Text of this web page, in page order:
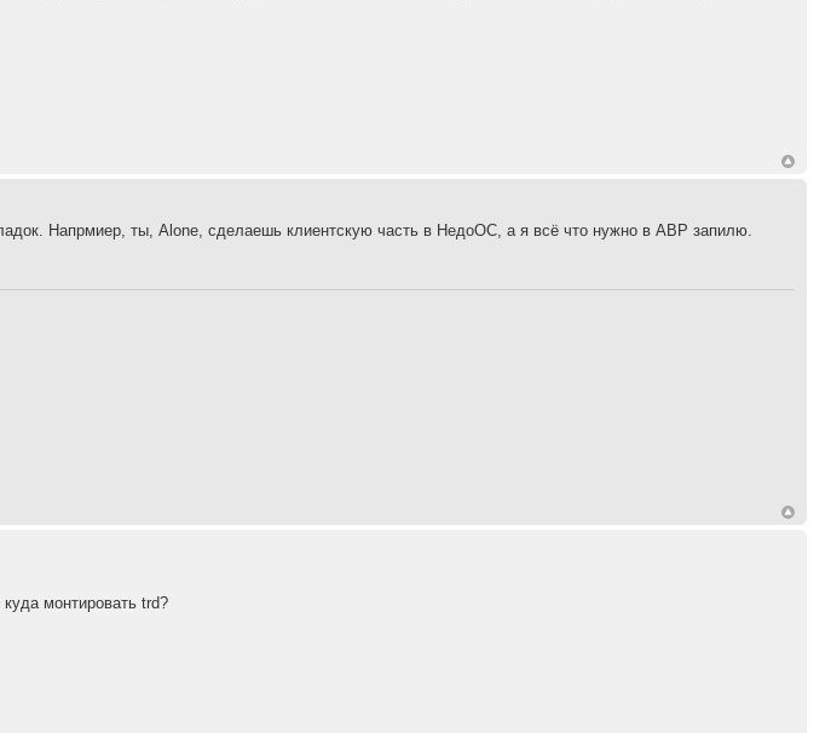
Напрмиер, ты, Alone, сделаешь клиентскую часть в НедоОС, а я всё что нужно в АВР запилю.
монтировать trd?